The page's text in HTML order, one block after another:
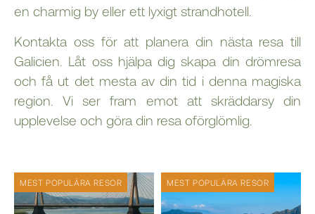
en charmig by eller ett lyxigt strandhotell.
Kontakta oss för att planera din nästa resa till
Galicien. Låt oss hjälpa dig skapa din drömresa
och få ut det mesta av din tid i denna magiska
region. Vi ser fram emot att skräddarsy din
upplevelse och göra din resa oförglömlig.
MEST POPULÄRA RESOR MEST POPULÄRA RESOR